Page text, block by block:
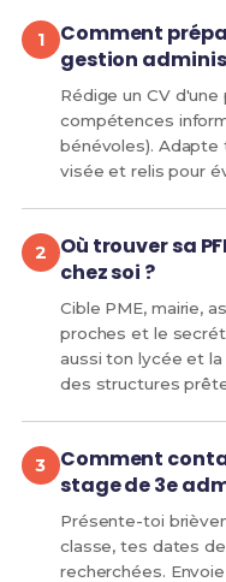
Comment
gestion
Rédige un CV
compétences
bénévoles). Adapte
visée et relis pour
Où trouver sa
chez soi ?
Cible PME, mairie,
proches et le
aussi ton lycée et
des structures
Comment
stage de 3e
Présente-toi
classe, tes dates
recherchées.